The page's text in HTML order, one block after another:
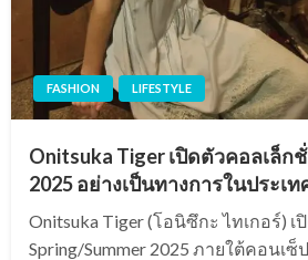
FASHION LIFESTYLE
Onitsuka Tiger เปิดตัวคอลเล็ก
2025 อย่างเป็นทางการในประเท
Onitsuka Tiger (โอนิซึกะ ไทเกอร์)
Spring/Summer 2025 ภายใต้คอนเซ็